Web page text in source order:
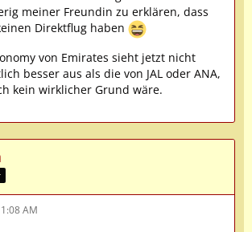
meiner Freundin zu erklären, dass
Direktflug haben
von Emirates sieht jetzt nicht
besser aus als die von JAL oder ANA,
kein wirklicher Grund wäre.
AM